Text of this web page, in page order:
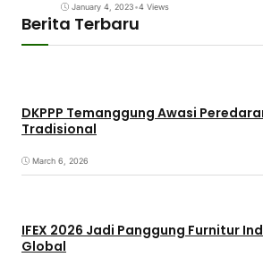
January 4, 2023•4 Views
Berita Terbaru
DKPPP Temanggung Awasi
Tradisional
March 6, 2026
IFEX 2026 Jadi Panggung Furnitur
Global